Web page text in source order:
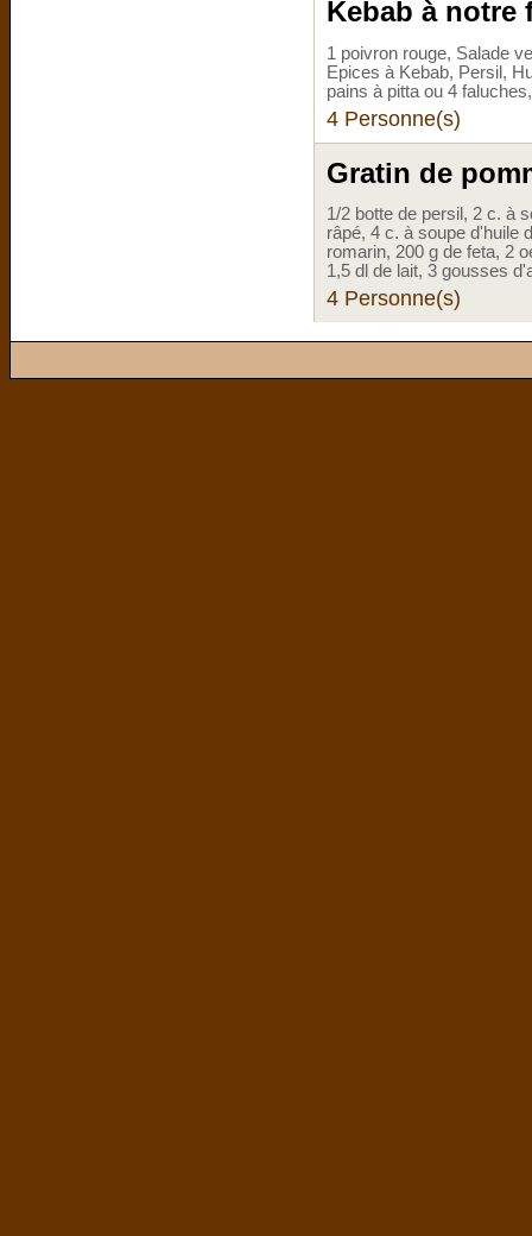
Kebab à notre
1 poivron rouge, Salade
Epices à Kebab, Persil,
pains à pitta ou 4
4 Personne(s)
Gratin de
1/2 botte de persil, 2 c. à
râpé, 4 c. à soupe d'huile
romarin, 200 g de feta, 2
1,5 dl de lait, 3 gousses
4 Personne(s)